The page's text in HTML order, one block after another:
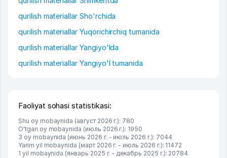
qurilish materiallar Sho'rchida
qurilish materiallar Yuqorichirchiq tumanida
qurilish materiallar Yangiyo'lda
qurilish materiallar Yangiyo'l tumanida
Faoliyat sohasi statistikasi:
Shu oy mobaynida (август 2026 г.): 780
O'tgan oy mobaynida (июль 2026 г.): 1950
3 oy mobaynida (июнь 2026 г. - июль 2026 г.): 7044
Yarim yil mobaynida (март 2026 г. - июль 2026 г.): 11472
1 yil mobaynida (январь 2025 г. - декабрь 2025 г.): 20784